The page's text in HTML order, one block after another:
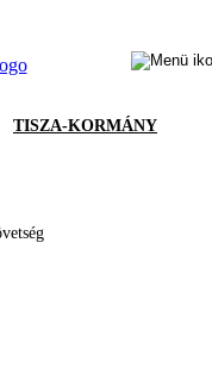
TISZA-KORMÁNY